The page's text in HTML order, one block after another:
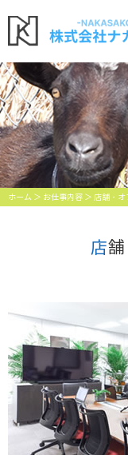
ホーム ＞ お仕事内容 ＞ 店舗・オ
店